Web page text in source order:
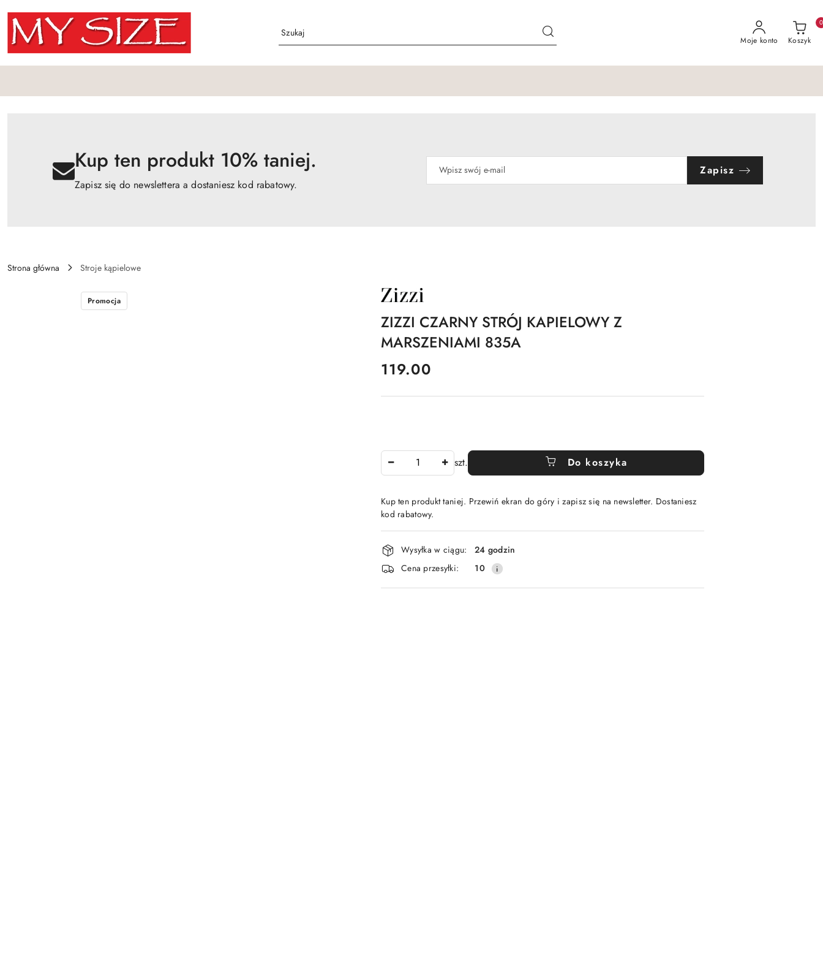
Przejdź do treści głównej
Przejdź do wyszukiwarki
Przejdź do moje konto
Przejdź do menu głównego
Przejdź do opisu produktu
Przejdź do stopki
Moje konto Koszyk
0
Kup ten produkt 10% taniej.
Zapisz się do newslettera a dostaniesz kod rabatowy.
Zapisz
Strona główna Stroje kąpielowe
Promocja
NAZWA
PRODUCENTA:
ZIZZI CZARNY STRÓJ KAPIELOWY Z
MARSZENIAMI 835A
cena:
119.00
szt. Do koszyka
Kup ten produkt taniej. Przewiń ekran do góry i zapisz się na newsletter. Dostaniesz
kod rabatowy.
Dostępność
i
dostawa
Wysyłka w ciągu:
24 godzin
Cena przesyłki:
10